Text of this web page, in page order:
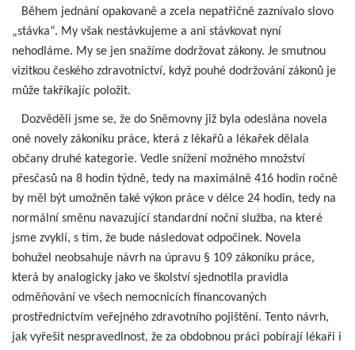
Během jednání opakovaně a zcela nepatřičně zaznívalo slovo
„stávka“. My však nestávkujeme a ani stávkovat nyní
nehodláme. My se jen snažíme dodržovat zákony. Je smutnou
vizitkou českého zdravotnictví, když pouhé dodržování zákonů je
může takříkajíc položit.
Dozvěděli jsme se, že do Sněmovny již byla odeslána novela
oné novely zákoníku práce, která z lékařů a lékařek dělala
občany druhé kategorie. Vedle snížení možného množství
přesčasů na 8 hodin týdně, tedy na maximálně 416 hodin ročně
by měl být umožněn také výkon práce v délce 24 hodin, tedy na
normální směnu navazující standardní noční služba, na které
jsme zvyklí, s tím, že bude následovat odpočinek. Novela
bohužel neobsahuje návrh na úpravu § 109 zákoníku práce,
která by analogicky jako ve školství sjednotila pravidla
odměňování ve všech nemocnicích financovaných
prostřednictvím veřejného zdravotního pojištění. Tento návrh,
jak vyřešit nespravedlnost, že za obdobnou práci pobírají lékaři i